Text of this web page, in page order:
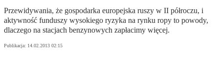
Przewidywania, że gospodarka europejska ruszy w II półroczu, i
aktywność funduszy wysokiego ryzyka na rynku ropy to powody,
dlaczego na stacjach benzynowych zapłacimy więcej.
Publikacja: 14.02.2013 02:15